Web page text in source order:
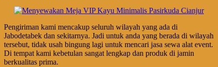
Pengiriman kami mencakup seluruh wilayah yang ada di
Jabodetabek dan sekitarnya. Jadi untuk anda yang berada di wilayah
tersebut, tidak usah bingung lagi untuk mencari jasa sewa alat event.
Di tempat kami kebetulan sangat lengkap dan produk di jamin
berkualitas prima.